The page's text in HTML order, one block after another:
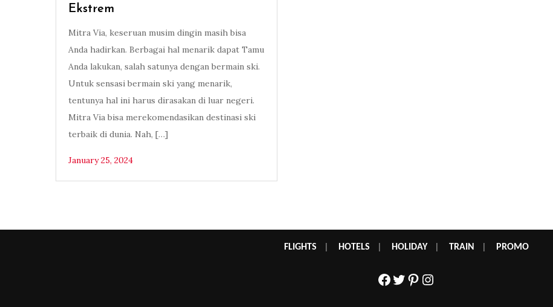
Ekstrem
Mitra Via, keseruan musim dingin masih bisa
Anda hadirkan. Berbagai hal menarik dapat Tamu
Anda lakukan, salah satunya dengan bermain ski.
Untuk sensasi bermain ski yang menarik,
tentunya hal ini harus dirasakan di luar negeri.
Mitra Via bisa merekomendasikan destinasi ski
terbaik di dunia. Nah, […]
January 25, 2024
FLIGHTS HOTELS HOLIDAY| TRAIN PROMO
Facebook
Twitter
Pinterest
Instagram